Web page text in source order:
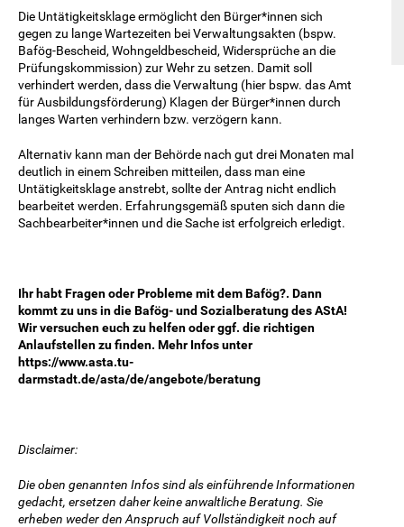
Die Untätigkeitsklage ermöglicht den Bürger*innen sich
gegen zu lange Wartezeiten bei Verwaltungsakten (bspw.
Bafög-Bescheid, Wohngeldbescheid, Widersprüche an die
Prüfungskommission) zur Wehr zu setzen. Damit soll
verhindert werden, dass die Verwaltung (hier bspw. das Amt
für Ausbildungsförderung) Klagen der Bürger*innen durch
langes Warten verhindern bzw. verzögern kann.
Alternativ kann man der Behörde nach gut drei Monaten mal
deutlich in einem Schreiben mitteilen, dass man eine
Untätigkeitsklage anstrebt, sollte der Antrag nicht endlich
bearbeitet werden. Erfahrungsgemäß sputen sich dann die
Sachbearbeiter*innen und die Sache ist erfolgreich erledigt.
Ihr habt Fragen oder Probleme mit dem Bafög?. Dann
kommt zu uns in die Bafög- und Sozialberatung des AStA!
Wir versuchen euch zu helfen oder ggf. die richtigen
Anlaufstellen zu finden. Mehr Infos unter
https://www.asta.tu-
darmstadt.de/asta/de/angebote/beratung
Disclaimer:
Die oben genannten Infos sind als einführende Informationen
gedacht, ersetzen daher keine anwaltliche Beratung. Sie
erheben weder den Anspruch auf Vollständigkeit noch auf